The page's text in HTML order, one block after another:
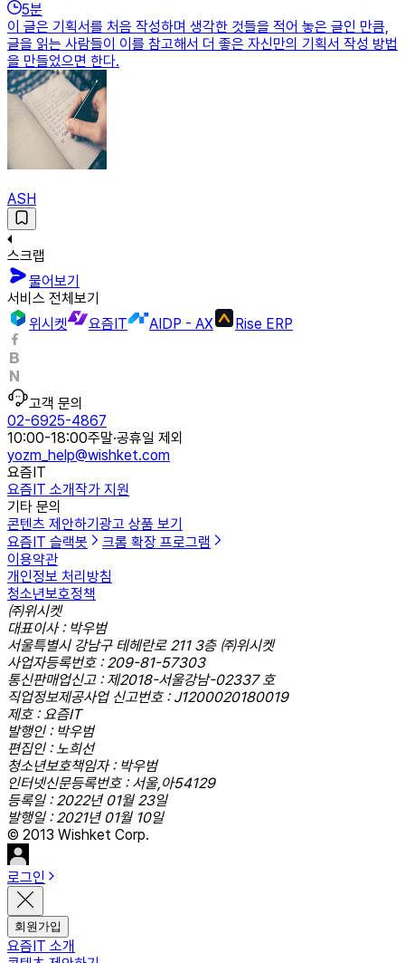
5분
이 글은 기획서를 처음 작성하며 생각한 것들을 적어 놓은 글인 만큼,
글을 읽는 사람들이 이를 참고해서 더 좋은 자신만의 기획서 작성 방법
을 만들었으면 한다.
ASH
스크랩
물어보기
서비스 전체보기
위시켓
요즘IT AIDP - AX Rise ERP
고객 문의
02-6925-4867
10:00-18:00주말·공휴일 제외
yozm_help@wishket.com
요즘IT
요즘IT 소개작가 지원
기타 문의
콘텐츠 제안하기 광고 상품 보기
요즘IT 슬랙봇
크롬 확장 프로그램
이용약관
개인정보 처리방침
청소년보호정책
㈜위시켓
대표이사 : 박우범
서울특별시 강남구 테헤란로 211 3층 ㈜위시켓
사업자등록번호 : 209-81-57303
통신판매업신고 : 제2018-서울강남-02337 호
직업정보제공사업 신고번호 : J1200020180019
제호 : 요즘IT
발행인 : 박우범
편집인 : 노희선
청소년보호책임자 : 박우범
인터넷신문등록번호 : 서울,아54129
등록일 : 2022년 01월 23일
발행일 : 2021년 01월 10일
© 2013 Wishket Corp.
로그인
회원가입
요즘IT 소개